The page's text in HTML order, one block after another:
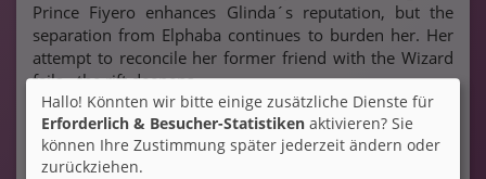
Prince Fiyero enhances Glinda´s reputation, but the
separation from Elphaba continues to burden her. Her
attempt to reconcile her former friend with the Wizard
fails - the rift deepens.
Ticket-Alarm
Hallo! Könnten wir bitte einige zusätzliche Dienste für
Erforderlich & Besucher-Statistiken aktivieren? Sie
können Ihre Zustimmung später jederzeit ändern oder
zurückziehen.